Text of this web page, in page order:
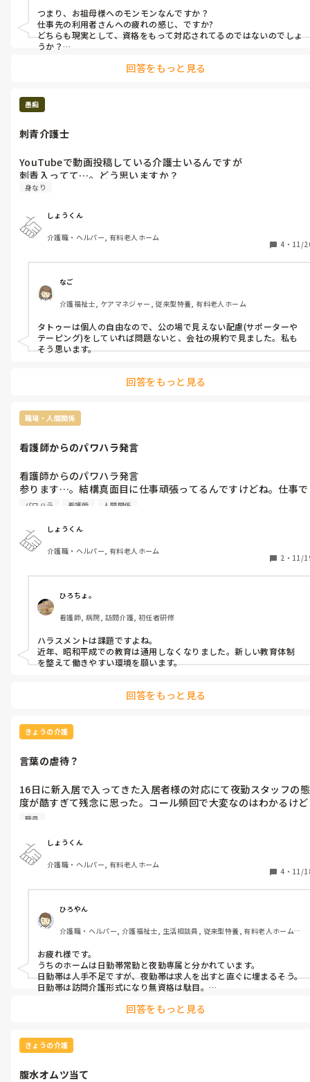
つまり、お祖母様へのモンモンなんですか？
仕事先の利用者さんへの疲れの感じ、ですか?
どちらも現実として、資格をもって対応されてるのではないのでしょ
うか？
利用者さんは、元々そんな問題があるので、施設に頼る、、私達は
ま、お疲れは分かります。でも、だから、、？
回答をもっと見る
愚痴
刺青介護士
YouTubeで動画投稿している介護士いるんですが
刺青入ってて…。どう思いますか？
身なり
しょうくん
介護職・ヘルパー, 有料老人ホーム
4 ・ 11/
なご
介護福祉士, ケアマネジャー, 従来型特養, 有料老人ホーム
タトゥーは個人の自由なので、公の場で見えない配慮(サポーターや
テーピング)をしていれば問題ないと、会社の規約で見ました。私も
そう思います。
回答をもっと見る
職場・人間関係
看護師からのパワハラ発言
看護師からのパワハラ発言
参ります…。結構真面目に仕事頑張ってるんですけどね。仕事で
きてないって言われたらきついですね。前の施設では仕事できる
かったのに、だんだんと駄目になっていくから精神的に倒れそ
う。
パワハラ 看護師 人間関係
しょうくん
介護職・ヘルパー, 有料老人ホーム
2 ・ 11/
ひろちょ。
看護師, 病院, 訪問介護, 初任者研修
ハラスメントは課題ですよね。
近年、昭和平成での教育は通用しなくなりました。新しい教育体制
を整えて働きやすい環境を願います。
回答をもっと見る
きょうの介護
言葉の虐待？
16日に新入居で入ってきた入居者様の対応にて夜勤スタッフの態
度が酷すぎて残念に思った。コール頻回で大変なのはわかるけど
あの対応は流石にダメだと思った。声かけの一つ一つが入居者に
同様に。
職員
しょうくん
介護職・ヘルパー, 有料老人ホーム
4 ・ 11/
ひろやん
介護職・ヘルパー, 介護福祉士, 生活相談員, 従来型特養, 有料老人ホーム,
お疲れ様です。
うちのホームは日勤帯常勤と夜勤専属と分かれています。
日勤帯は人手不足ですが、夜勤帯は求人を出すと直ぐに埋まるそう。
日勤帯は訪問介護形式になり無資格は駄目。
副業が多く「年寄りは寝るだろう」という感覚で来るのでしょう
早く寝てください！
何をフラフラ歩いているの！いい加減にして！
施設側も夜間の利用者さんの様子や認知症による 幻聴 幻覚 などをし
回答をもっと見る
きょうの介護
腹水オムツ当て